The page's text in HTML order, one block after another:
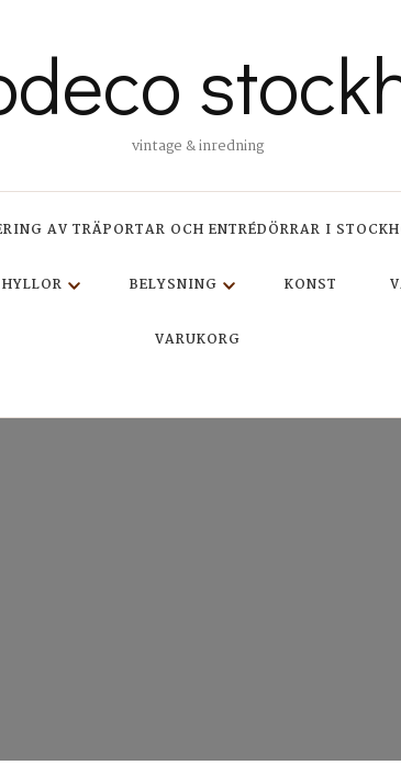
vintage & inredning
AV TRÄPORTAR OCH ENTRÉDÖRRAR I
HYLLOR BELYSNING KONST
VARUKORG